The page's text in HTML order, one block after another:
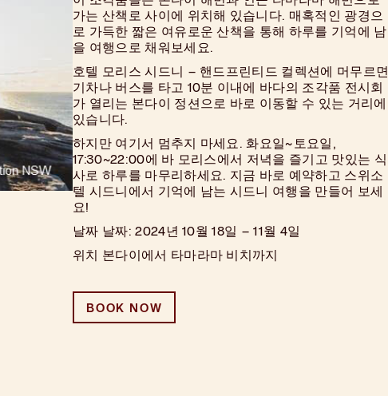
가는 산책로 사이에 위치해 있습니다. 매혹적인 광경으
로 가득한 짧은 여유로운 산책을 통해 하루를 기억에 남
을 여행으로 채워보세요.
호텔 모리스 시드니 – 핸드프린티드 컬렉션에 머무르면
기차나 버스를 타고 10분 이내에 바다의 조각품 전시회
가 열리는 본다이 정션으로 바로 이동할 수 있는 거리에
있습니다.
하지만 여기서 멈추지 마세요. 화요일~토요일,
17:30~22:00에 바 모리스에서 저녁을 즐기고 맛있는 식
사로 하루를 마무리하세요. 지금 바로 예약하고 스위소
텔 시드니에서 기억에 남는 시드니 여행을 만들어 보세
요!
날짜 날짜: 2024년 10월 18일 – 11월 4일
위치 본다이에서 타마라마 비치까지
BOOK NOW